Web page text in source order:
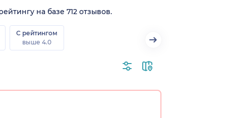
на базе 712 отзывов.
С рейтингом
выше 4.0